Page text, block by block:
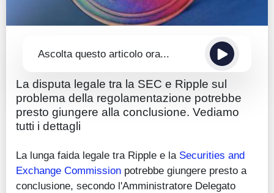
Ascolta questo articolo ora...
La disputa legale tra la SEC e Ripple sul
problema della regolamentazione potrebbe
presto giungere alla conclusione. Vediamo
tutti i dettagli
La lunga faida legale tra Ripple e la Securities and
Exchange Commission potrebbe giungere presto a
conclusione, secondo l'Amministratore Delegato